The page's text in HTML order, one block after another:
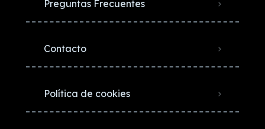
Preguntas Frecuentes
Contacto
Política de cookies